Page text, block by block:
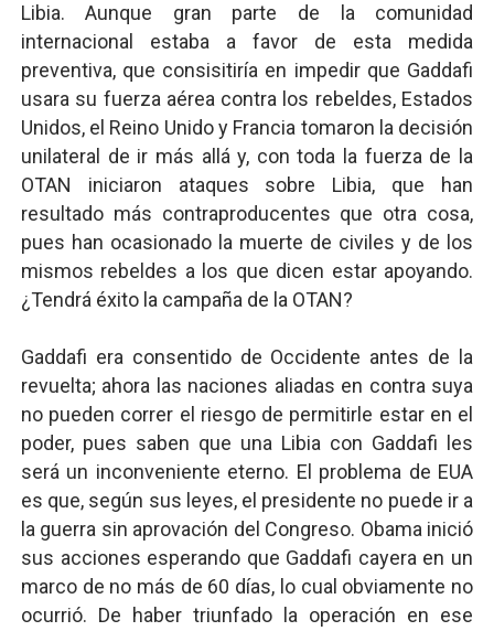
Libia. Aunque gran parte de la comunidad
internacional estaba a favor de esta medida
preventiva, que consisitiría en impedir que Gaddafi
usara su fuerza aérea contra los rebeldes, Estados
Unidos, el Reino Unido y Francia tomaron la decisión
unilateral de ir más allá y, con toda la fuerza de la
OTAN iniciaron ataques sobre Libia, que han
resultado más contraproducentes que otra cosa,
pues han ocasionado la muerte de civiles y de los
mismos rebeldes a los que dicen estar apoyando.
¿Tendrá éxito la campaña de la OTAN?
Gaddafi era consentido de Occidente antes de la
revuelta; ahora las naciones aliadas en contra suya
no pueden correr el riesgo de permitirle estar en el
poder, pues saben que una Libia con Gaddafi les
será un inconveniente eterno. El problema de EUA
es que, según sus leyes, el presidente no puede ir a
la guerra sin aprovación del Congreso. Obama inició
sus acciones esperando que Gaddafi cayera en un
marco de no más de 60 días, lo cual obviamente no
ocurrió. De haber triunfado la operación en ese